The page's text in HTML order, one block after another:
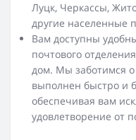
Луцк, Черкассы,
другие населенные
Вам доступны
почтового
дом. Мы заботимся
выполнен быстро и
обеспечивая вам
удовлетворение от